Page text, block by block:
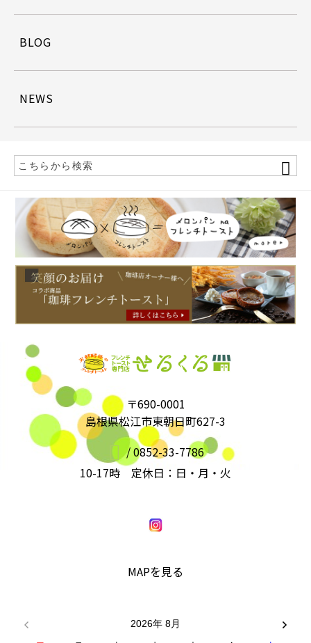
BLOG
NEWS
〒690-0001
島根県松江市東朝日町627-3
/0852-33-7786
10-17時 定休日：日・月・火
MAPを見る
2026年 8月